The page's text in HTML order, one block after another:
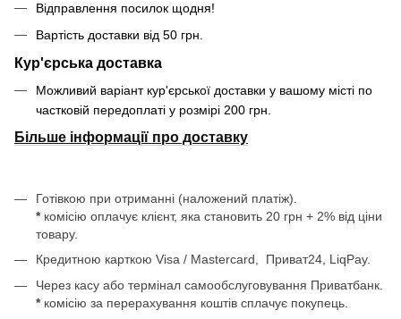
Відправлення посилок щодня!
Вартість доставки від 50 грн.
Кур'єрська доставка
Можливий варіант кур'єрської доставки у вашому місті по
частковій передоплаті у розмірі 200 грн.
Більше інформації про доставку
Готівкою при отриманні (наложений платіж).
* комісію оплачує клієнт, яка становить 20 грн + 2% від ціни
товару.
Кредитною карткою Visa / Mastercard, Приват24, LiqPay.
Через касу або термінал самообслуговування Приватбанк.
* комісію за перерахування коштів сплачує покупець.